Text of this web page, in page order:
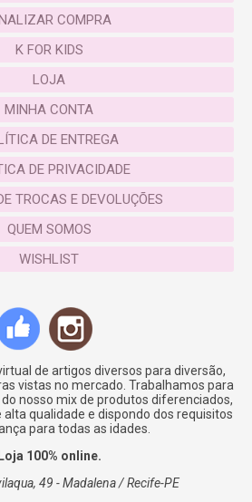
COMPRA
K FOR KIDS
LOJA
MINHA CONTA
DE ENTREGA
DE PRIVACIDADE
TROCAS E DEVOLUÇÕES
QUEM SOMOS
WISHLIST
de artigos diversos para diversão,
vistas no mercado. Trabalhamos para
nosso mix de produtos diferenciados,
qualidade e dispondo dos requisitos
para todas as idades.
Loja 100% online.
49 - Madalena / Recife-PE